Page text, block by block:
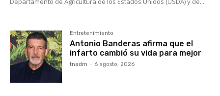
Entretenimiento
Antonio Banderas afirma que el
infarto cambió su vida para mejor
tnadm - 6 agosto, 2026